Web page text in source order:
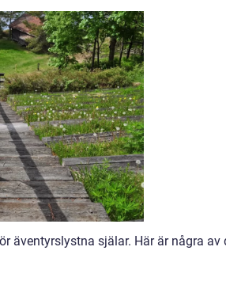
äventyrslystna själar. Här är några av